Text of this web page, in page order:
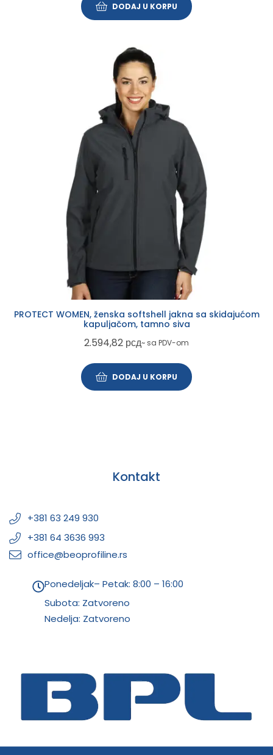
DODAJ U KORPU
PROTECT WOMEN, ženska softshell jakna sa skidajućom
kapuljačom, tamno siva
2.594,82 рсд~ sa PDV-om
DODAJ U KORPU
Kontakt
+381 63 249 930
+381 64 3636 993
office@beoprofiline.rs
Ponedeljak– Petak: 8:00 – 16:00
Subota: Zatvoreno
Nedelja: Zatvoreno